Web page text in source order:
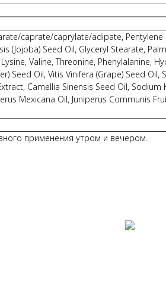
caprate/caprylate/adipate,
(Jojoba) Seed Oil, Glyceryl Stearate,
Valine, Threonine, Phenylalanine,
Oil, Vitis Vinifera (Grape) Seed
Camellia Sinensis Seed Oil,
Mexicana Oil, Juniperus Communis
применения утром и вечером.